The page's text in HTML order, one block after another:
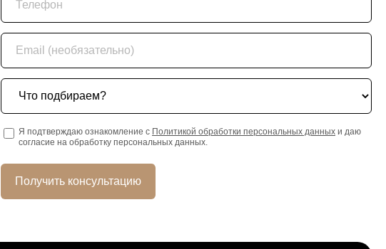
Email (необязательно)
Что подбираем?
Я подтверждаю ознакомление с Политикой обработки персональных данных и даю
согласие на обработку персональных данных.
Получить консультацию